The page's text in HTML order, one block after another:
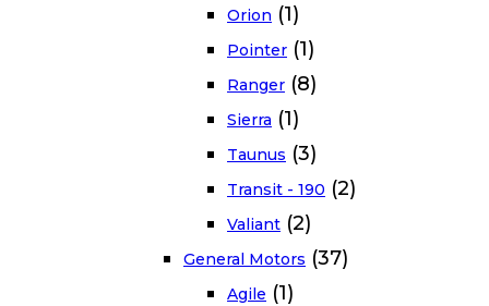
Orion (1)
Pointer (1)
Ranger (8)
Sierra (1)
Taunus (3)
Transit - 190 (2)
Valiant (2)
General Motors (37)
Agile (1)